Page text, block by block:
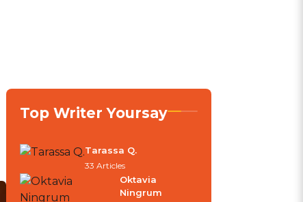
Top Writer Yoursay
Tarassa Q.
33 Articles
Oktavia
Ningrum